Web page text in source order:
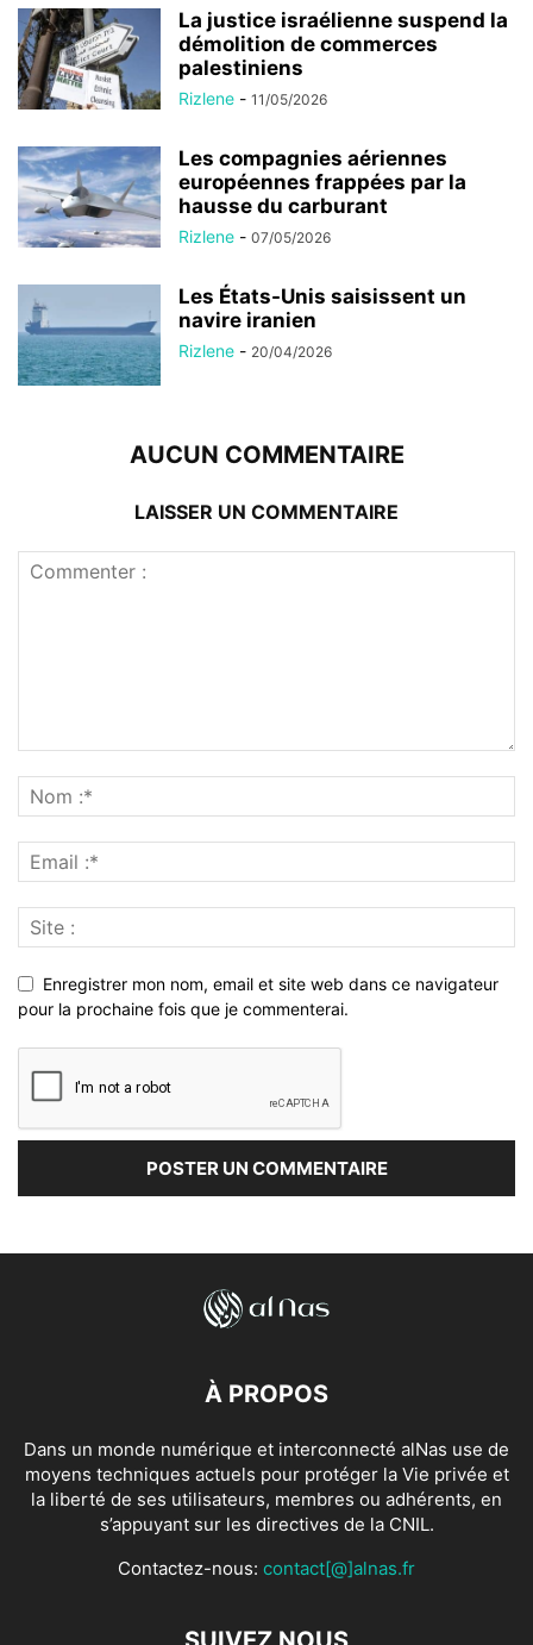
La justice israélienne suspend la
démolition de commerces
palestiniens
Rizlene - 11/05/2026
Les compagnies aériennes
européennes frappées par la
hausse du carburant
Rizlene - 07/05/2026
Les États-Unis saisissent un
navire iranien
Rizlene - 20/04/2026
AUCUN COMMENTAIRE
LAISSER UN COMMENTAIRE
Enregistrer mon nom, email et site web dans ce navigateur
pour la prochaine fois que je commenterai.
À PROPOS
Dans un monde numérique et interconnecté alNas use de
moyens techniques actuels pour protéger la Vie privée et
la liberté de ses utilisateurs, membres ou adhérents, en
s’appuyant sur les directives de la CNIL.
Contactez-nous: contact[@]alnas.fr